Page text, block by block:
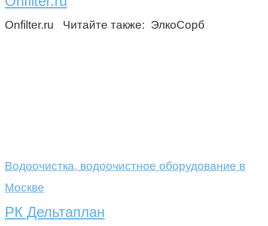
Onfilter.ru Читайте также: ЭлкоСорб
Водоочистка, водоочистное оборудование в
Москве
РК Дельтаплан